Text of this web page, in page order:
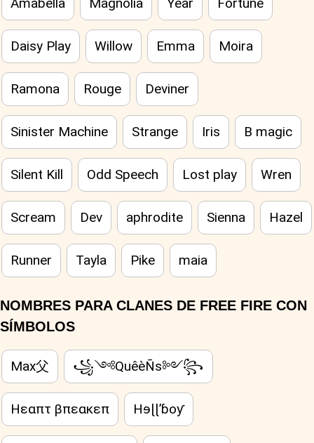
Daisy Play Willow Emma Moira
Ramona Rouge Deviner
Sinister Machine Strange Iris B magic
Silent Kill Odd Speech Lost play Wren
Scream Dev aphrodite Sienna Hazel
Runner Tayla Pike maia
NOMBRES PARA CLANES DE FREE FIRE CON
SÍMBOLOS
Max父 ꧁༺QuêèÑs༻꧂
Ηεαπτ βπεακεπ Hɘɭɭ’ɓoƴ